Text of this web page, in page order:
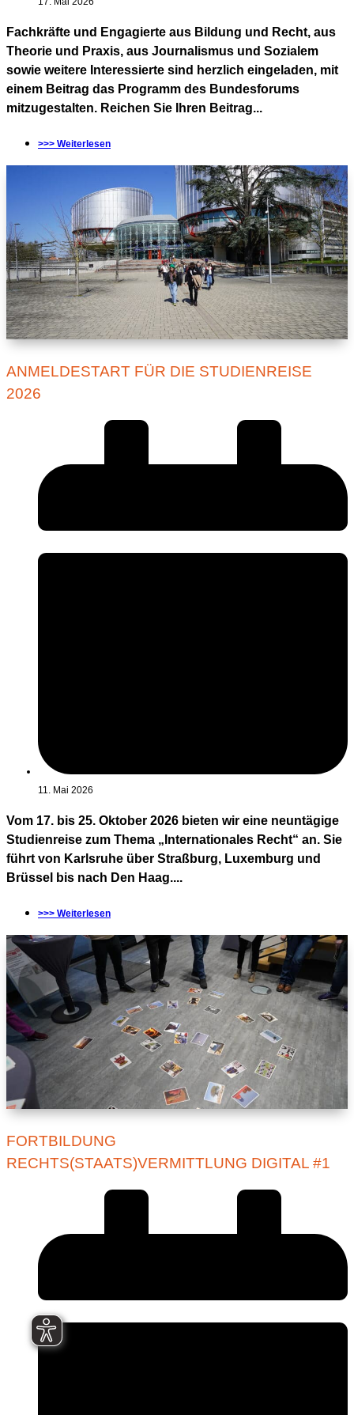
Fachkräfte und Engagierte aus Bildung und Recht, aus
Theorie und Praxis, aus Journalismus und Sozialem
sowie weitere Interessierte sind herzlich eingeladen, mit
einem Beitrag das Programm des Bundesforums
mitzugestalten. Reichen Sie Ihren Beitrag...
>>> Weiterlesen
ANMELDESTART FÜR DIE STUDIENREISE
2026
11. Mai 2026
Vom 17. bis 25. Oktober 2026 bieten wir eine neuntägige
Studienreise zum Thema „Internationales Recht“ an. Sie
führt von Karlsruhe über Straßburg, Luxemburg und
Brüssel bis nach Den Haag....
>>> Weiterlesen
FORTBILDUNG
RECHTS(STAATS)VERMITTLUNG DIGITAL #1